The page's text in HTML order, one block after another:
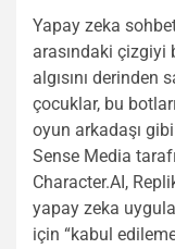
Yapay zeka
arasındaki çizgiyi
algısını derinden
çocuklar, bu
oyun arkadaşı
Sense Media
Character.AI,
yapay zeka
için “kabul